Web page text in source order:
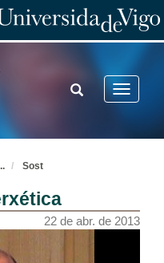
Toggle
TOGGLE
SEARCH
Sost
22 de abr. de 2013